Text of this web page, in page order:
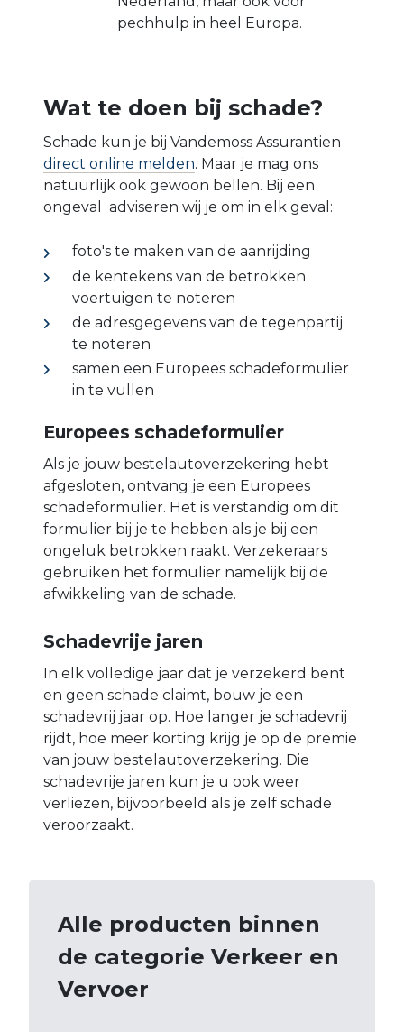
pechhulp in heel Europa.
Wat te doen bij schade?
Schade kun je bij Vandemoss Assurantien
direct online melden. Maar je mag ons
natuurlijk ook gewoon bellen. Bij een
ongeval adviseren wij je om in elk geval:
foto's te maken van de aanrijding
de kentekens van de betrokken
voertuigen te noteren
de adresgegevens van de tegenpartij
te noteren
samen een Europees schadeformulier
in te vullen
Europees schadeformulier
Als je jouw bestelautoverzekering hebt
afgesloten, ontvang je een Europees
schadeformulier. Het is verstandig om dit
formulier bij je te hebben als je bij een
ongeluk betrokken raakt. Verzekeraars
gebruiken het formulier namelijk bij de
afwikkeling van de schade.
Schadevrije jaren
In elk volledige jaar dat je verzekerd bent
en geen schade claimt, bouw je een
schadevrij jaar op. Hoe langer je schadevrij
rijdt, hoe meer korting krijg je op de premie
van jouw bestelautoverzekering. Die
schadevrije jaren kun je u ook weer
verliezen, bijvoorbeeld als je zelf schade
veroorzaakt.
Alle producten binnen
de categorie Verkeer en
Vervoer